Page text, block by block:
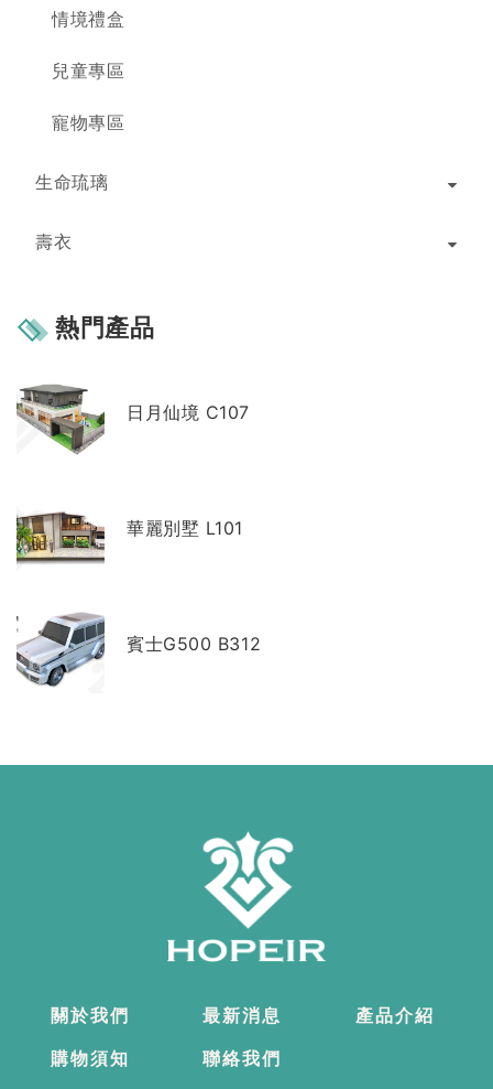
情境禮盒
兒童專區
寵物專區
生命琉璃
壽衣
熱門產品
日月仙境 C107
華麗別墅 L101
賓士G500 B312
關於我們 最新消息
產品介紹
購物須知
聯絡我們